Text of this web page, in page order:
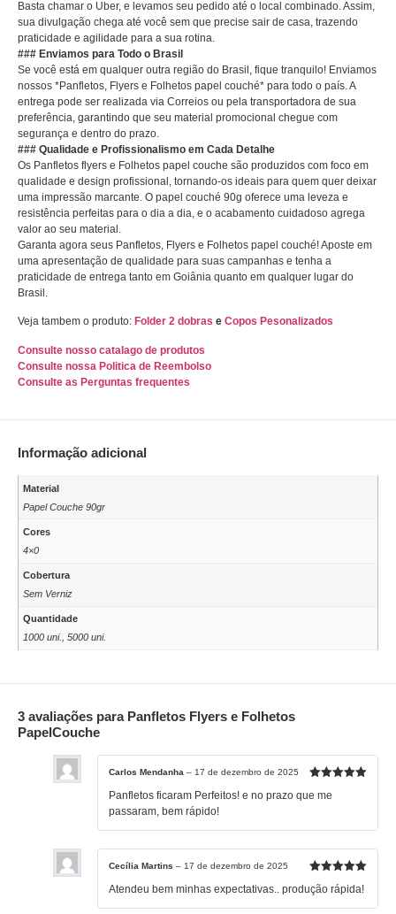
Basta chamar o Uber, e levamos seu pedido até o local combinado. Assim,
sua divulgação chega até você sem que precise sair de casa, trazendo
praticidade e agilidade para a sua rotina.
### Enviamos para Todo o Brasil
Se você está em qualquer outra região do Brasil, fique tranquilo! Enviamos
nossos *Panfletos, Flyers e Folhetos papel couché* para todo o país. A
entrega pode ser realizada via Correios ou pela transportadora de sua
preferência, garantindo que seu material promocional chegue com
segurança e dentro do prazo.
### Qualidade e Profissionalismo em Cada Detalhe
Os Panfletos flyers e Folhetos papel couche são produzidos com foco em
qualidade e design profissional, tornando-os ideais para quem quer deixar
uma impressão marcante. O papel couché 90g oferece uma leveza e
resistência perfeitas para o dia a dia, e o acabamento cuidadoso agrega
valor ao seu material.
Garanta agora seus Panfletos, Flyers e Folhetos papel couché! Aposte em
uma apresentação de qualidade para suas campanhas e tenha a
praticidade de entrega tanto em Goiânia quanto em qualquer lugar do
Brasil.
Veja tambem o produto: Folder 2 dobras e Copos Pesonalizados
Consulte nosso catalago de produtos
Consulte nossa Politica de Reembolso
Consulte as Perguntas frequentes
Informação adicional
Material
Papel Couche 90gr
Cores
4×0
Cobertura
Sem Verniz
Quantidade
1000 uni., 5000 uni.
3 avaliações para Panfletos Flyers e Folhetos
PapelCouche
de 5
Carlos Mendanha – 17 de dezembro de 2025
Panfletos ficaram Perfeitos! e no prazo que me
passaram, bem rápido!
de 5
Cecília Martins – 17 de dezembro de 2025
Atendeu bem minhas expectativas.. produção rápida!